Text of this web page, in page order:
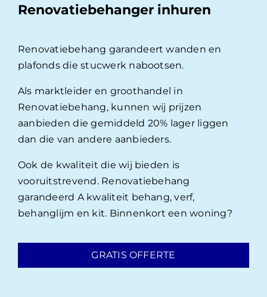
Renovatiebehanger inhuren
Renovatiebehang garandeert wanden en
plafonds die stucwerk nabootsen.
Als marktleider en groothandel in
Renovatiebehang, kunnen wij prijzen
aanbieden die gemiddeld 20% lager liggen
dan die van andere aanbieders.
Ook de kwaliteit die wij bieden is
vooruitstrevend. Renovatiebehang
garandeerd A kwaliteit behang, verf,
behanglijm en kit. Binnenkort een woning?
GRATIS OFFERTE